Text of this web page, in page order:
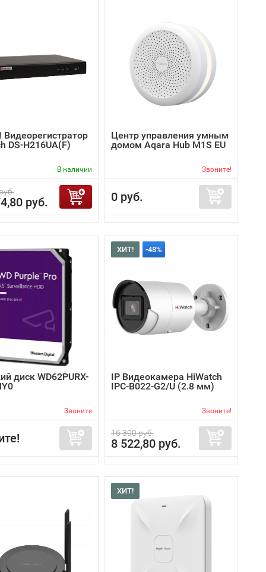
Видеорегистратор
DS-H216UA(F)
В наличии
руб.
Центр управления умным
домом Aqara Hub M1S EU
Звоните!
0 руб.
диск WD62PURX-
Звоните
ХИТ! -48%
IP Видеокамера HiWatch
IPC-B022-G2/U (2.8 мм)
Звоните!
16 390 руб.
8 522,80 руб.
ХИТ!